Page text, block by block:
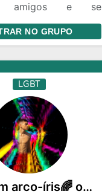
amigos e se
eles são é um lugar
ter respeito e
os outros
NO GRUPO
LGBT
Homem arco-íris🌈 oficial